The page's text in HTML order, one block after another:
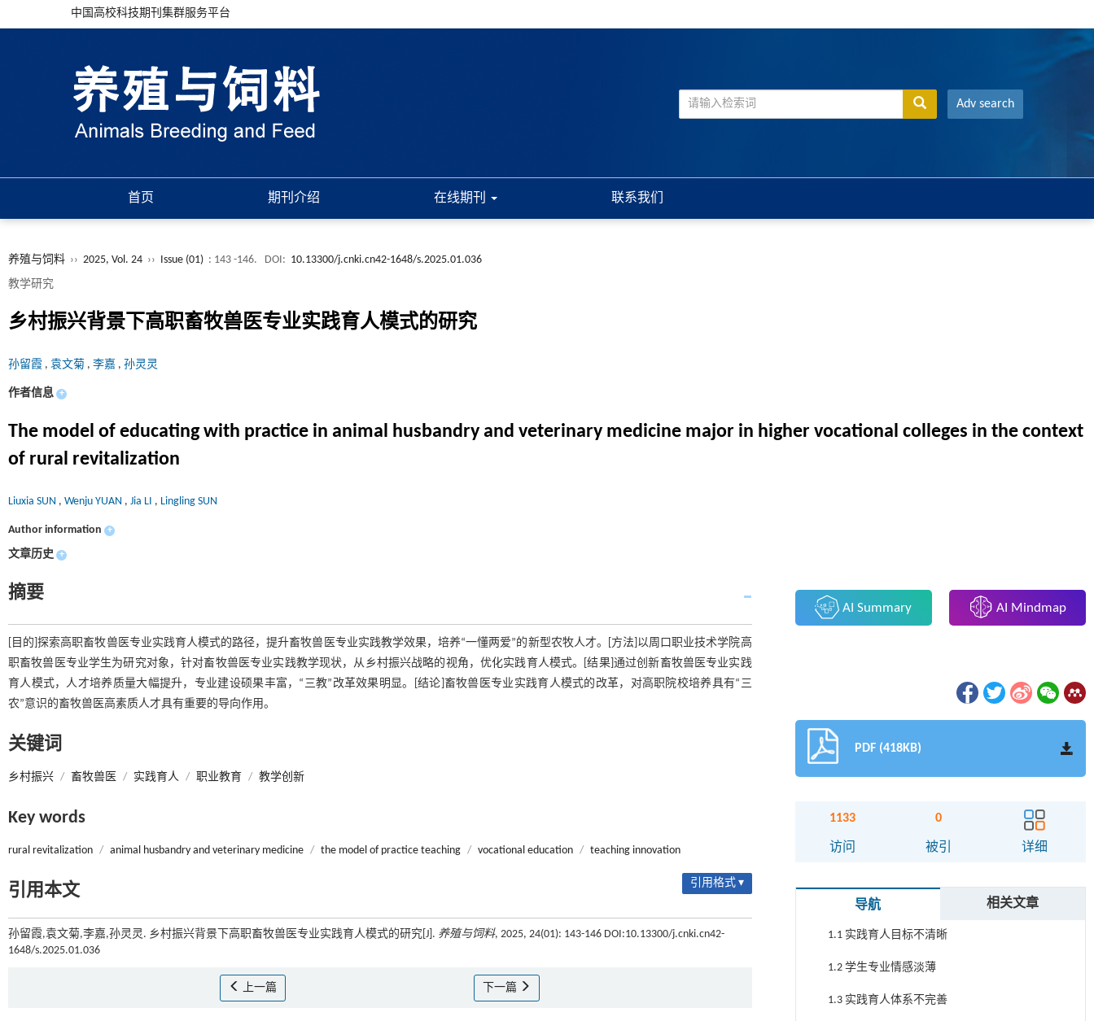
中国高校科技期刊集群服务平台
Adv search
首页 期刊介绍 在线期刊 联系我们
养殖与饲料 ›› 2025, Vol. 24 ›› Issue (01) : 143 -146. DOI: 10.13300/j.cnki.cn42-1648/s.2025.01.036
教学研究
乡村振兴背景下高职畜牧兽医专业实践育人模式的研究
孙留霞 , 袁文菊 , 李嘉 , 孙灵灵
作者信息 +
The model of educating with practice in animal husbandry and veterinary medicine major in higher vocational colleges in the context
of rural revitalization
Liuxia SUN , Wenju YUAN , Jia LI , Lingling SUN
Author information +
文章历史 +
摘要
[目的]探索高职畜牧兽医专业实践育人模式的路径，提升畜牧兽医专业实践教学效果，培养“一懂两爱”的新型农牧人才。[方法]以周口职业技术学院高
职畜牧兽医专业学生为研究对象，针对畜牧兽医专业实践教学现状，从乡村振兴战略的视角，优化实践育人模式。[结果]通过创新畜牧兽医专业实践
育人模式，人才培养质量大幅提升，专业建设硕果丰富，“三教”改革效果明显。[结论]畜牧兽医专业实践育人模式的改革，对高职院校培养具有“三
农”意识的畜牧兽医高素质人才具有重要的导向作用。
关键词
乡村振兴 / 畜牧兽医 / 实践育人 / 职业教育 / 教学创新
Key words
rural revitalization / animal husbandry and veterinary medicine / the model of practice teaching / vocational education / teaching innovation
引用本文 引用格式 ▾
孙留霞,袁文菊,李嘉,孙灵灵. 乡村振兴背景下高职畜牧兽医专业实践育人模式的研究[J]. 养殖与饲料, 2025, 24(01): 143-146 DOI:10.13300/j.cnki.cn42-
1648/s.2025.01.036
上一篇 下一篇
AI Summary AI Mindmap
PDF (418KB)
1133
访问
0
被引 详细
导航 相关文章
Key words
1 高职畜牧兽医专业实践育人存在的问题
1.1 实践育人目标不清晰
1.2 学生专业情感淡薄
1.3 实践育人体系不完善